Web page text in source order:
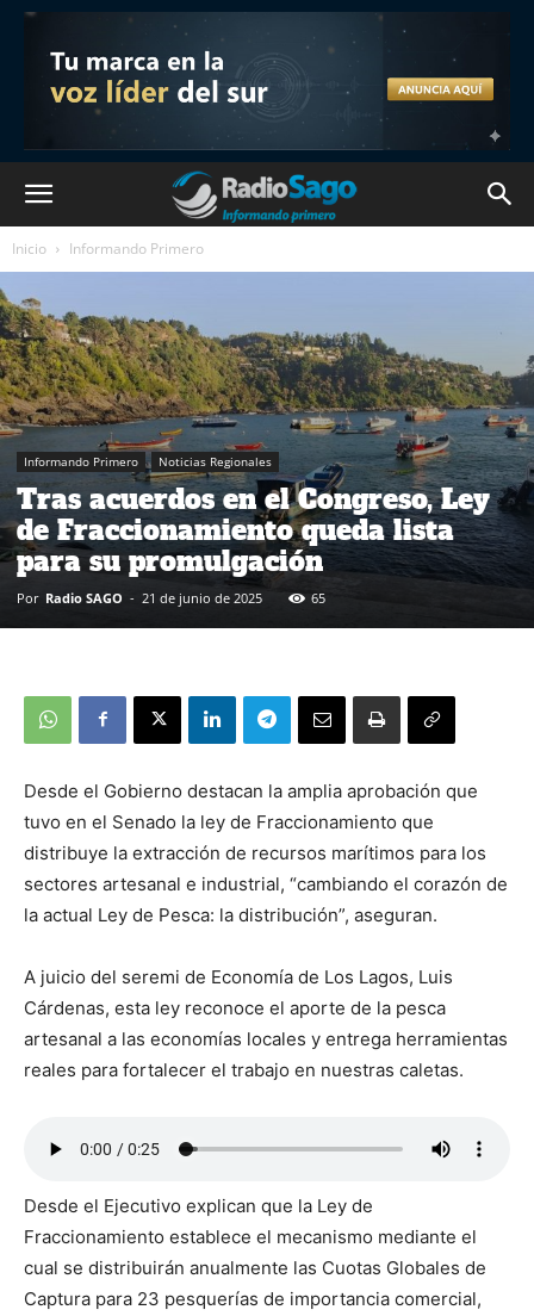
Inicio Informando Primero
Informando Primero Noticias Regionales
Tras acuerdos en el Congreso, Ley
de Fraccionamiento queda lista
para su promulgación
Por Radio SAGO - 21 de junio de 2025 65
Desde el Gobierno destacan la amplia aprobación que
tuvo en el Senado la ley de Fraccionamiento que
distribuye la extracción de recursos marítimos para los
sectores artesanal e industrial, “cambiando el corazón de
la actual Ley de Pesca: la distribución”, aseguran.
A juicio del seremi de Economía de Los Lagos, Luis
Cárdenas, esta ley reconoce el aporte de la pesca
artesanal a las economías locales y entrega herramientas
reales para fortalecer el trabajo en nuestras caletas.
Desde el Ejecutivo explican que la Ley de
Fraccionamiento establece el mecanismo mediante el
cual se distribuirán anualmente las Cuotas Globales de
Captura para 23 pesquerías de importancia comercial,